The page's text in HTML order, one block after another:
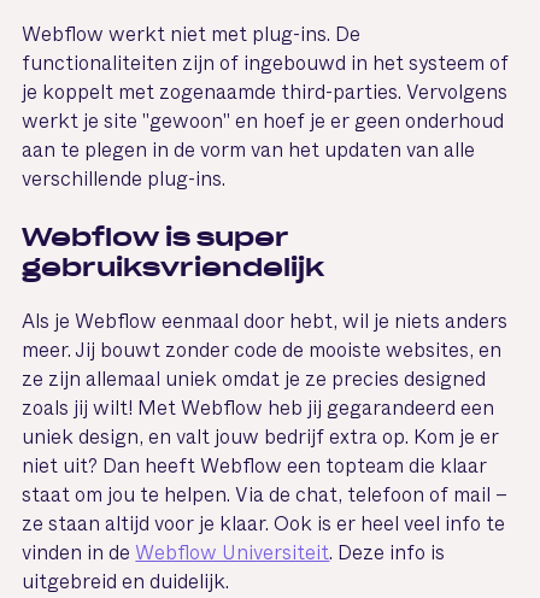
Webflow werkt niet met plug-ins. De
functionaliteiten zijn of ingebouwd in het systeem of
je koppelt met zogenaamde third-parties. Vervolgens
werkt je site "gewoon" en hoef je er geen onderhoud
aan te plegen in de vorm van het updaten van alle
verschillende plug-ins.
Webflow is super
gebruiksvriendelijk
Als je Webflow eenmaal door hebt, wil je niets anders
meer. Jij bouwt zonder code de mooiste websites, en
ze zijn allemaal uniek omdat je ze precies designed
zoals jij wilt! Met Webflow heb jij gegarandeerd een
uniek design, en valt jouw bedrijf extra op. Kom je er
niet uit? Dan heeft Webflow een topteam die klaar
staat om jou te helpen. Via de chat, telefoon of mail –
ze staan altijd voor je klaar. Ook is er heel veel info te
vinden in de Webflow Universiteit. Deze info is
uitgebreid en duidelijk.